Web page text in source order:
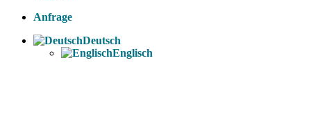
Anfrage
Deutsch
Englisch